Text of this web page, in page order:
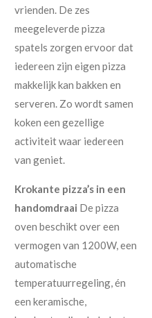
vrienden. De zes
meegeleverde pizza
spatels zorgen ervoor dat
iedereen zijn eigen pizza
makkelijk kan bakken en
serveren. Zo wordt samen
koken een gezellige
activiteit waar iedereen
van geniet.
Krokante pizza’s in een
handomdraai De pizza
oven beschikt over een
vermogen van 1200W, een
automatische
temperatuurregeling, én
een keramische,